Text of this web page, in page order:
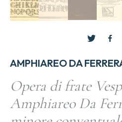
AMPHIAREO DA
Opera di frate
Amphiareo Da